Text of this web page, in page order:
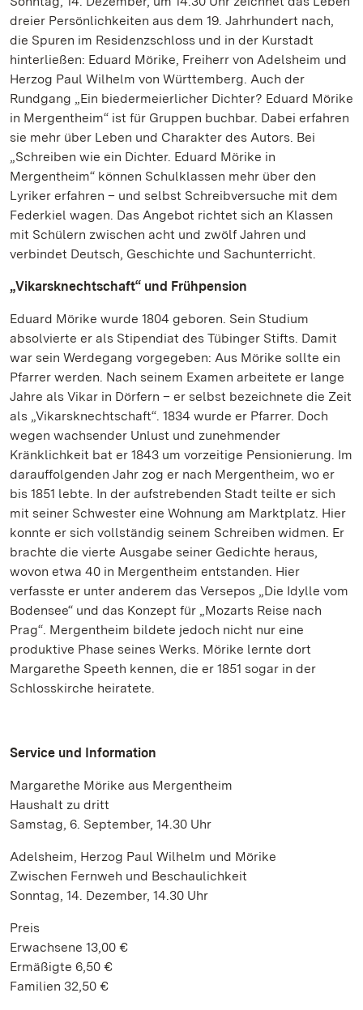
dreier Persönlichkeiten aus dem 19. Jahrhundert nach,
die Spuren im Residenzschloss und in der Kurstadt
hinterließen: Eduard Mörike, Freiherr von Adelsheim und
Herzog Paul Wilhelm von Württemberg. Auch der
Rundgang „Ein biedermeierlicher Dichter? Eduard Mörike
in Mergentheim“ ist für Gruppen buchbar. Dabei erfahren
sie mehr über Leben und Charakter des Autors. Bei
„Schreiben wie ein Dichter. Eduard Mörike in
Mergentheim“ können Schulklassen mehr über den
Lyriker erfahren – und selbst Schreibversuche mit dem
Federkiel wagen. Das Angebot richtet sich an Klassen
mit Schülern zwischen acht und zwölf Jahren und
verbindet Deutsch, Geschichte und Sachunterricht.
„Vikarsknechtschaft“ und Frühpension
Eduard Mörike wurde 1804 geboren. Sein Studium
absolvierte er als Stipendiat des Tübinger Stifts. Damit
war sein Werdegang vorgegeben: Aus Mörike sollte ein
Pfarrer werden. Nach seinem Examen arbeitete er lange
Jahre als Vikar in Dörfern – er selbst bezeichnete die Zeit
als „Vikarsknechtschaft“. 1834 wurde er Pfarrer. Doch
wegen wachsender Unlust und zunehmender
Kränklichkeit bat er 1843 um vorzeitige Pensionierung. Im
darauffolgenden Jahr zog er nach Mergentheim, wo er
bis 1851 lebte. In der aufstrebenden Stadt teilte er sich
mit seiner Schwester eine Wohnung am Marktplatz. Hier
konnte er sich vollständig seinem Schreiben widmen. Er
brachte die vierte Ausgabe seiner Gedichte heraus,
wovon etwa 40 in Mergentheim entstanden. Hier
verfasste er unter anderem das Versepos „Die Idylle vom
Bodensee“ und das Konzept für „Mozarts Reise nach
Prag“. Mergentheim bildete jedoch nicht nur eine
produktive Phase seines Werks. Mörike lernte dort
Margarethe Speeth kennen, die er 1851 sogar in der
Schlosskirche heiratete.
Service und Information
Margarethe Mörike aus Mergentheim
Haushalt zu dritt
Samstag, 6. September, 14.30 Uhr
Adelsheim, Herzog Paul Wilhelm und Mörike
Zwischen Fernweh und Beschaulichkeit
Sonntag, 14. Dezember, 14.30 Uhr
Preis
Erwachsene 13,00 €
Ermäßigte 6,50 €
Familien 32,50 €